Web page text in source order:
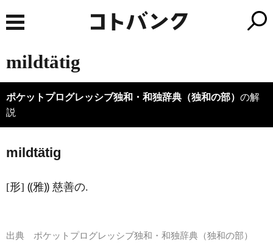
mildtätig
ポケットプログレッシブ独和・和独辞典（独和の部） の解
説
mildtätig
[形] ⸨雅⸩ 慈善の.
出典 ポケットプログレッシブ独和・和独辞典（独和の部）